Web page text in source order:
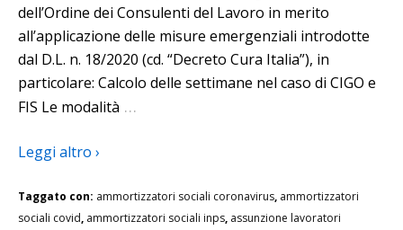
dell’Ordine dei Consulenti del Lavoro in merito
all’applicazione delle misure emergenziali introdotte
dal D.L. n. 18/2020 (cd. “Decreto Cura Italia”), in
particolare: Calcolo delle settimane nel caso di CIGO e
FIS Le modalità …
Leggi altro ›
Taggato con: ammortizzatori sociali coronavirus, ammortizzatori
sociali covid, ammortizzatori sociali inps, assunzione lavoratori